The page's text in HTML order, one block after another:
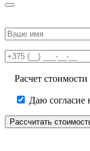
leave
field
empty.
Расчет стоимости
Даю согласие